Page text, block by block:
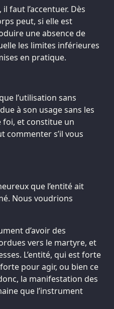
faut l’accentuer. Dès
peut, si elle est
une absence de
les limites inférieures
en pratique.
l’utilisation sans
à son usage sans les
foi, et constitue un
commenter s’il vous
que l’entité ait
Nous voudrions
d’avoir des
vers le martyre, et
L’entité, qui est forte
pour agir, ou bien ce
la manifestation des
que l’instrument